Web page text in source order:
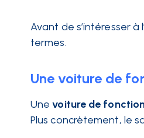
Avant de s’intéresser à
termes.
Une voiture de
Unevoiture de
Plus concrètement, le